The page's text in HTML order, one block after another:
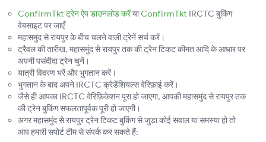
ConfirmTkt ट्रेन ऐप डाउनलोड करेंयाConfirmTkt IRCTC बुकिंग
वेबसाइट पर जाएँ
महासमुंद से रायपुर के बीच चलने वाली ट्रेनें सर्च करें।
ट्रैवल की तारीख, महासमुंद से रायपुर तक की ट्रेन टिकट कीमत आदि के आधार पर
अपनी पसंदीदा ट्रेन चुनें।
यात्री विवरण भरें और भुगतान करें।
भुगतान के बाद अपने IRCTC क्रेडेंशियल्स वेरिफ़ाई करें।
जैसे ही आपका IRCTC वेरिफ़िकेशन पूरा हो जाएगा, आपकी महासमुंद से रायपुर तक
की ट्रेन बुकिंग सफलतापूर्वक पूरी हो जाएगी।
अगर महासमुंद से रायपुर ट्रेन टिकट बुकिंग से जुड़ा कोई सवाल या समस्या हो तो
आप हमारी सपोर्ट टीम से संपर्क कर सकते हैं: